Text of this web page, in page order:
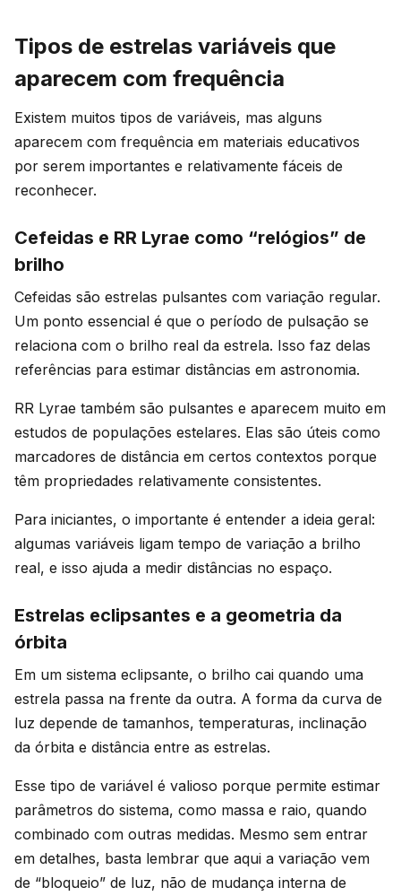
Tipos de estrelas variáveis que
aparecem com frequência
Existem muitos tipos de variáveis, mas alguns
aparecem com frequência em materiais educativos
por serem importantes e relativamente fáceis de
reconhecer.
Cefeidas e RR Lyrae como “relógios” de
brilho
Cefeidas são estrelas pulsantes com variação regular.
Um ponto essencial é que o período de pulsação se
relaciona com o brilho real da estrela. Isso faz delas
referências para estimar distâncias em astronomia.
RR Lyrae também são pulsantes e aparecem muito em
estudos de populações estelares. Elas são úteis como
marcadores de distância em certos contextos porque
têm propriedades relativamente consistentes.
Para iniciantes, o importante é entender a ideia geral:
algumas variáveis ligam tempo de variação a brilho
real, e isso ajuda a medir distâncias no espaço.
Estrelas eclipsantes e a geometria da
órbita
Em um sistema eclipsante, o brilho cai quando uma
estrela passa na frente da outra. A forma da curva de
luz depende de tamanhos, temperaturas, inclinação
da órbita e distância entre as estrelas.
Esse tipo de variável é valioso porque permite estimar
parâmetros do sistema, como massa e raio, quando
combinado com outras medidas. Mesmo sem entrar
em detalhes, basta lembrar que aqui a variação vem
de “bloqueio” de luz, não de mudança interna de